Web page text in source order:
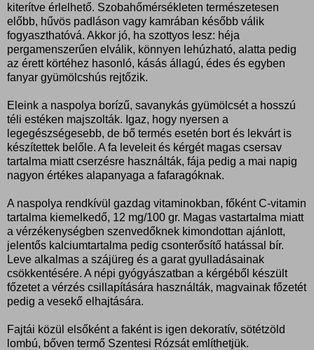
kiterítve érlelhető. Szobahőmérsékleten természetesen
előbb, hűvös padláson vagy kamrában később válik
fogyaszthatóvá. Akkor jó, ha szottyos lesz: héja
pergamenszerűen elválik, könnyen lehúzható, alatta pedig
az érett körtéhez hasonló, kásás állagú, édes és egyben
fanyar gyümölcshús rejtőzik.
Eleink a naspolya borízű, savanykás gyümölcsét a hosszú
téli estéken majszolták. Igaz, hogy nyersen a
legegészségesebb, de bő termés esetén bort és lekvárt is
készítettek belőle. A fa leveleit és kérgét magas csersav
tartalma miatt cserzésre használták, fája pedig a mai napig
nagyon értékes alapanyaga a fafaragóknak.
A naspolya rendkívül gazdag vitaminokban, főként C-vitamin
tartalma kiemelkedő, 12 mg/100 gr. Magas vastartalma miatt
a vérzékenységben szenvedőknek kimondottan ajánlott,
jelentős kalciumtartalma pedig csonterősítő hatással bír.
Leve alkalmas a szájüreg és a garat gyulladásainak
csökkentésére. A népi gyógyászatban a kérgéből készült
főzetet a vérzés csillapítására használták, magvainak főzetét
pedig a vesekő elhajtására.
Fajtái közül elsőként a faként is igen dekoratív, sötétzöld
lombú, bőven termő Szentesi Rózsát említhetjük.